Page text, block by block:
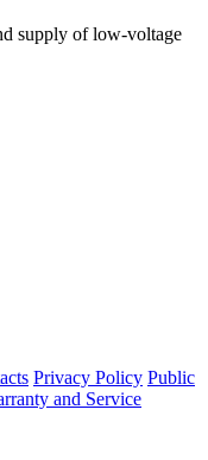
supply of low-voltage
Privacy Policy Public
and Service